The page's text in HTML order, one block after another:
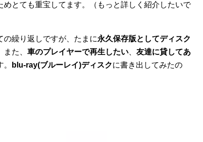
とても重宝してます。（もっと詳しく紹介したいで
繰り返しですが、たまに永久保存版としてディスク
た、 車のプレイヤーで再生したい
友達に貸してあ
blu-ray(ブルーレイ)ディスクに書き出してみたの